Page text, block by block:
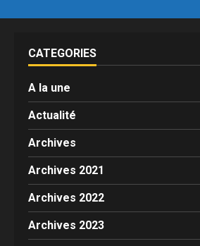
CATEGORIES
A la une
Actualité
Archives
Archives 2021
Archives 2022
Archives 2023